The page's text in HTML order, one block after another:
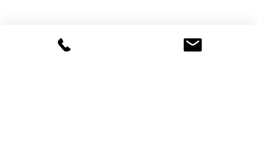
Partager cet événement